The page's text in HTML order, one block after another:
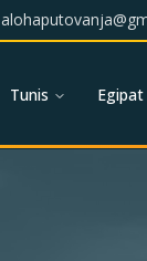
Tunis Egipat